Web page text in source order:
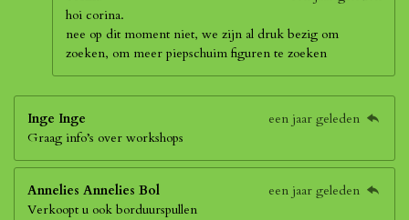
hoi corina.
nee op dit moment niet, we zijn al druk bezig om
zoeken, om meer piepschuim figuren te zoeken
Inge Inge
een jaar geleden
Graag info’s over workshops
Annelies Annelies Bol
een jaar geleden
Verkoopt u ook borduurspullen